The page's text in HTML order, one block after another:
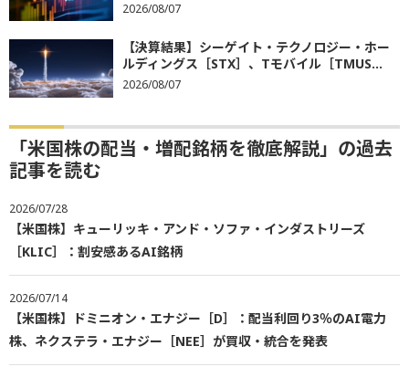
2026/08/07
【決算結果】シーゲイト・テクノロジー・ホー
ルディングス［STX］、Tモバイル［TMUS...
2026/08/07
「米国株の配当・増配銘柄を徹底解説」の過去
記事を読む
2026/07/28
【米国株】キューリッキ・アンド・ソファ・インダストリーズ
［KLIC］：割安感あるAI銘柄
2026/07/14
【米国株】ドミニオン・エナジー［D］：配当利回り3％のAI電力
株、ネクステラ・エナジー［NEE］が買収・統合を発表